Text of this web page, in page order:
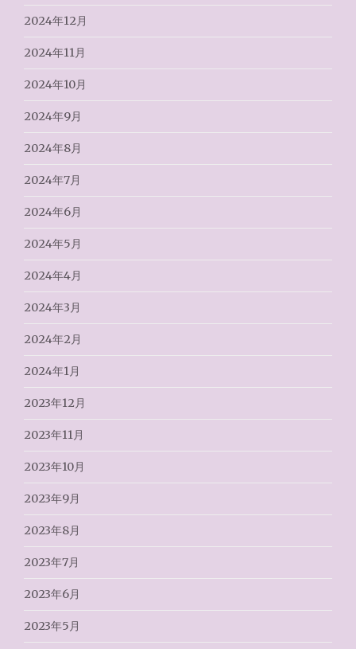
2024年12月
2024年11月
2024年10月
2024年9月
2024年8月
2024年7月
2024年6月
2024年5月
2024年4月
2024年3月
2024年2月
2024年1月
2023年12月
2023年11月
2023年10月
2023年9月
2023年8月
2023年7月
2023年6月
2023年5月